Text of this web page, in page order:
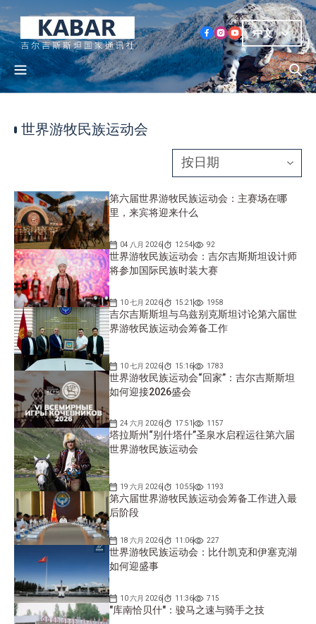
中文
世界游牧民族运动会
第六届世界游牧民族运动会：主赛场在哪
里，来宾将迎来什么
04 八月 2026 12:54 92
世界游牧民族运动会：吉尔吉斯斯坦设计师
将参加国际民族时装大赛
10 七月 2026 15:21 1958
吉尔吉斯斯坦与乌兹别克斯坦讨论第六届世
界游牧民族运动会筹备工作
10 七月 2026 15:16 1783
世界游牧民族运动会“回家”：吉尔吉斯斯坦
如何迎接2026盛会
24 六月 2026 17:51 1157
塔拉斯州“别什塔什”圣泉水启程运往第六届
世界游牧民族运动会
19 六月 2026 10:55 1193
第六届世界游牧民族运动会筹备工作进入最
后阶段
18 六月 2026 11:06 227
世界游牧民族运动会：比什凯克和伊塞克湖
如何迎盛事
10 六月 2026 11:36 715
"库南恰贝什"：骏马之速与骑手之技